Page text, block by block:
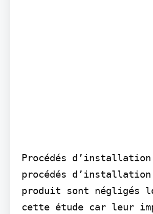
Procédés d’installation
procédés d’installation
produit sont négligés
cette étude car leur